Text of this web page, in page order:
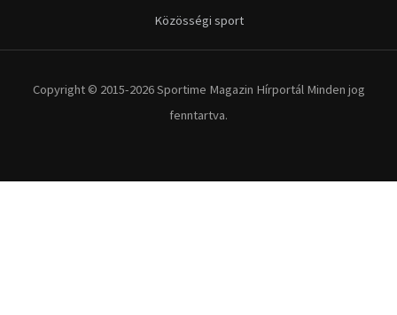
Közösségi sport
Copyright © 2015-2026 Sportime Magazin Hírportál Minden jog
fenntartva.